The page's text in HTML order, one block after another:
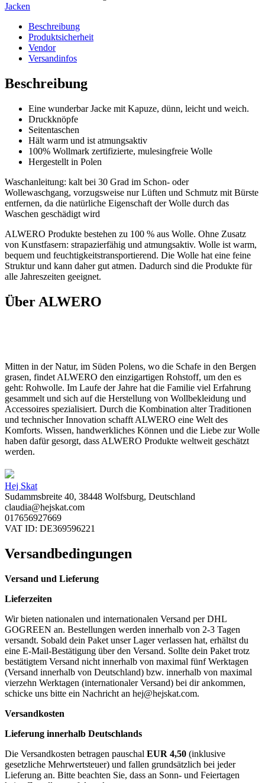
Jacken
Beschreibung
Produktsicherheit
Vendor
Versandinfos
Beschreibung
Eine wunderbar Jacke mit Kapuze, dünn, leicht und weich.
Druckknöpfe
Seitentaschen
Hält warm und ist atmungsaktiv
100% Wollmark zertifizierte, mulesingfreie Wolle
Hergestellt in Polen
Waschanleitung: kalt bei 30 Grad im Schon- oder
Wollewaschgang, vorzugsweise nur Lüften und Schmutz mit Bürste
entfernen, da die natürliche Eigenschaft der Wolle durch das
Waschen geschädigt wird
ALWERO Produkte bestehen zu 100 % aus Wolle. Ohne Zusatz
von Kunstfasern: strapazierfähig und atmungsaktiv. Wolle ist warm,
bequem und feuchtigkeitstransportierend. Die Wolle hat eine feine
Struktur und kann daher gut atmen. Dadurch sind die Produkte für
alle Jahreszeiten geeignet.
Über ALWERO
Mitten in der Natur, im Süden Polens, wo die Schafe in den Bergen
grasen, findet ALWERO den einzigartigen Rohstoff, um den es
geht: Rohwolle. Im Laufe der Jahre hat die Familie viel Erfahrung
gesammelt und sich auf die Herstellung von Wollbekleidung und
Accessoires spezialisiert. Durch die Kombination alter Traditionen
und technischer Innovation schafft ALWERO eine Welt des
Komforts. Wissen, handwerkliches Können und die Liebe zur Wolle
haben dafür gesorgt, dass ALWERO Produkte weltweit geschätzt
werden.
Hej Skat
Sudammsbreite 40, 38448 Wolfsburg, Deutschland
claudia@hejskat.com
017656927669
VAT ID: DE369596221
Versandbedingungen
Versand und Lieferung
Lieferzeiten
Wir bieten nationalen und internationalen Versand per DHL
GOGREEN an. Bestellungen werden innerhalb von 2-3 Tagen
versandt. Sobald dein Paket unser Lager verlassen hat, erhältst du
eine E-Mail-Bestätigung über den Versand. Sollte dein Paket trotz
bestätigtem Versand nicht innerhalb von maximal fünf Werktagen
(Versand innerhalb von Deutschland) bzw. innerhalb von maximal
vierzehn Werktagen (internationaler Versand) bei dir ankommen,
schicke uns bitte ein Nachricht an hej@hejskat.com.
Versandkosten
Lieferung innerhalb Deutschlands
Die Versandkosten betragen pauschal EUR 4,50 (inklusive
gesetzliche Mehrwertsteuer) und fallen grundsätzlich bei jeder
Lieferung an. Bitte beachten Sie, dass an Sonn- und Feiertagen